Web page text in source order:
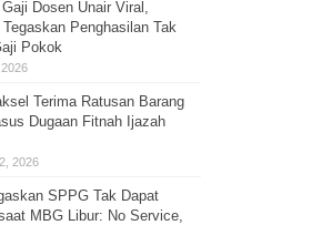
Dosen Unair Viral,
Tegaskan Penghasilan Tak
Pokok
Terima Ratusan Barang
Dugaan Fitnah Ijazah
2026
SPPG Tak Dapat
MBG Libur: No Service,